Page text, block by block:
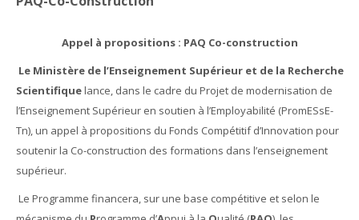
Appel à propositions : PAQ Co-construction
Le Ministère de l’Enseignement Supérieur et de la Recherche
Scientifiquelance, dans le cadre du Projet de modernisation de
l’Enseignement Supérieur en soutien à l’Employabilité (PromESsE-
Tn), un appel à propositions du Fonds Compétitif d’Innovation pour
soutenir la Co-construction des formations dans l’enseignement
supérieur.
Le Programme financera, sur une base compétitive et selon le